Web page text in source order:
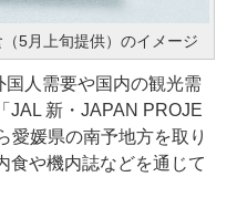
5月上旬提供）のイメージ
人需要や国内の観光需
JAL 新・JAPAN PROJE
愛媛県の南予地方を取り
食や機内誌などを通じて